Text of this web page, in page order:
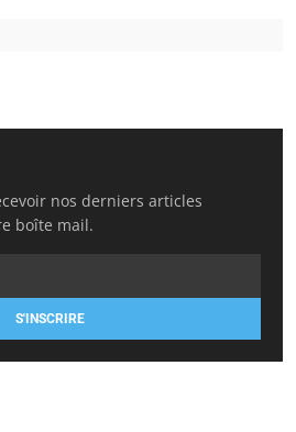
nos derniers articles
boîte mail.
S'INSCRIRE